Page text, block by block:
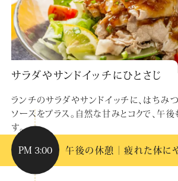
サラダやサンドイッチにひとさじ
ランチのサラダやサンドイッチに、はちみ
ソースをプラス。自然な甘みとコクで、午
す。
PM 3:00 午後の休憩｜疲れた体に